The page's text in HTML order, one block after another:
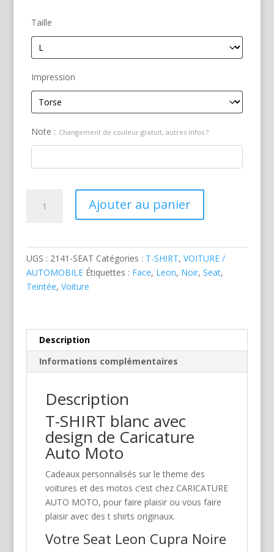
Taille
Impression
Note : Changement de couleur gratuit, autres infos ?
Ajouter au panier
UGS : 2141-SEAT Catégories : T-SHIRT, VOITURE /
AUTOMOBILE Étiquettes : Face, Leon, Noir, Seat,
Teintée, Voiture
Description
Informations complémentaires
Description
T-SHIRT blanc avec
design de Caricature
Auto Moto
Cadeaux personnalisés sur le theme des
voitures et des motos c’est chez CARICATURE
AUTO MOTO, pour faire plaisir ou vous faire
plaisir avec des t shirts originaux.
Votre Seat Leon Cupra Noire